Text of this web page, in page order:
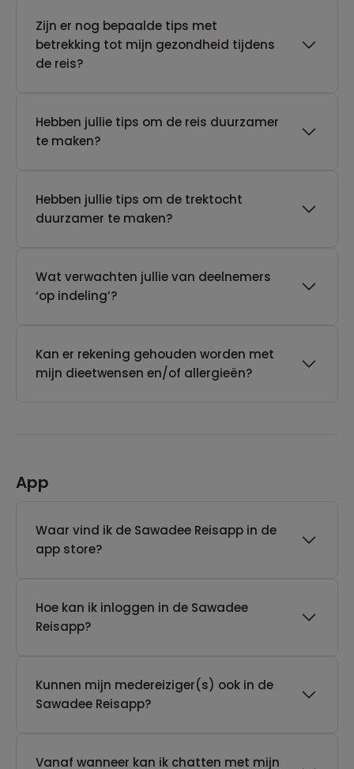
Zijn er nog bepaalde tips met
betrekking tot mijn gezondheid tijdens
de reis?
Hebben jullie tips om de reis duurzamer
te maken?
Hebben jullie tips om de trektocht
duurzamer te maken?
Wat verwachten jullie van deelnemers
‘op indeling’?
Kan er rekening gehouden worden met
mijn dieetwensen en/of allergieën?
App
Waar vind ik de Sawadee Reisapp in de
app store?
Hoe kan ik inloggen in de Sawadee
Reisapp?
Kunnen mijn medereiziger(s) ook in de
Sawadee Reisapp?
Vanaf wanneer kan ik chatten met mijn